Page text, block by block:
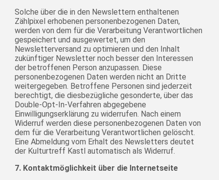
Solche über die in den Newslettern enthaltenen
Zählpixel erhobenen personenbezogenen Daten,
werden von dem für die Verarbeitung Verantwortlichen
gespeichert und ausgewertet, um den
Newsletterversand zu optimieren und den Inhalt
zukünftiger Newsletter noch besser den Interessen
der betroffenen Person anzupassen. Diese
personenbezogenen Daten werden nicht an Dritte
weitergegeben. Betroffene Personen sind jederzeit
berechtigt, die diesbezügliche gesonderte, über das
Double-Opt-In-Verfahren abgegebene
Einwilligungserklärung zu widerrufen. Nach einem
Widerruf werden diese personenbezogenen Daten von
dem für die Verarbeitung Verantwortlichen gelöscht.
Eine Abmeldung vom Erhalt des Newsletters deutet
der Kulturtreff Kastl automatisch als Widerruf.
7. Kontaktmöglichkeit über die Internetseite